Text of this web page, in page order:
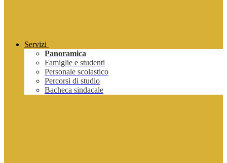
Servizi
Panoramica
Famiglie e studenti
Personale scolastico
Percorsi di studio
Bacheca sindacale